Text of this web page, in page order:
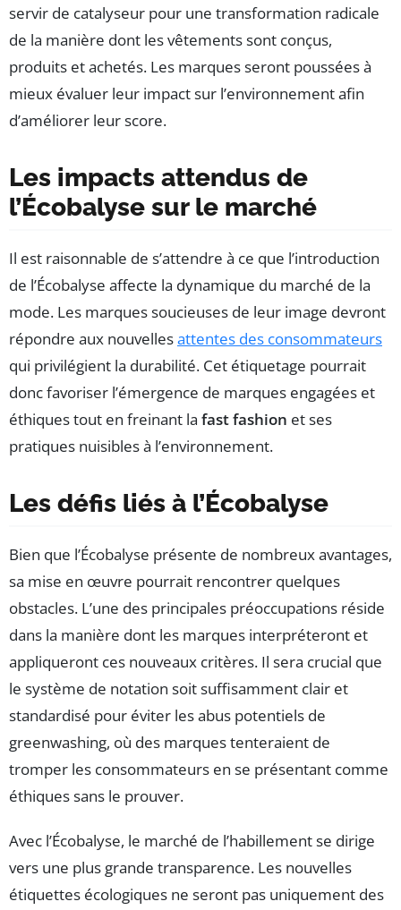
servir de catalyseur pour une transformation radicale
de la manière dont les vêtements sont conçus,
produits et achetés. Les marques seront poussées à
mieux évaluer leur impact sur l’environnement afin
d’améliorer leur score.
Les impacts attendus de
l’Écobalyse sur le marché
Il est raisonnable de s’attendre à ce que l’introduction
de l’Écobalyse affecte la dynamique du marché de la
mode. Les marques soucieuses de leur image devront
répondre aux nouvellesattentes des consommateurs
qui privilégient la durabilité. Cet étiquetage pourrait
donc favoriser l’émergence de marques engagées et
éthiques tout en freinant la fast fashion et ses
pratiques nuisibles à l’environnement.
Les défis liés à l’Écobalyse
Bien que l’Écobalyse présente de nombreux avantages,
sa mise en œuvre pourrait rencontrer quelques
obstacles. L’une des principales préoccupations réside
dans la manière dont les marques interpréteront et
appliqueront ces nouveaux critères. Il sera crucial que
le système de notation soit suffisamment clair et
standardisé pour éviter les abus potentiels de
greenwashing, où des marques tenteraient de
tromper les consommateurs en se présentant comme
éthiques sans le prouver.
Avec l’Écobalyse, le marché de l’habillement se dirige
vers une plus grande transparence. Les nouvelles
étiquettes écologiques ne seront pas uniquement des